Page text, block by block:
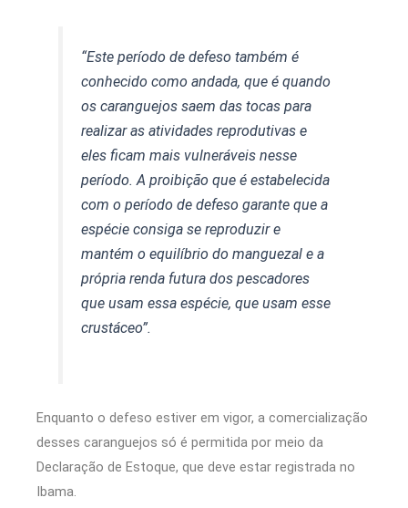
“Este período de defeso também é
conhecido como andada, que é quando
os caranguejos saem das tocas para
realizar as atividades reprodutivas e
eles ficam mais vulneráveis nesse
período. A proibição que é estabelecida
com o período de defeso garante que a
espécie consiga se reproduzir e
mantém o equilíbrio do manguezal e a
própria renda futura dos pescadores
que usam essa espécie, que usam esse
crustáceo”.
Enquanto o defeso estiver em vigor, a comercialização
desses caranguejos só é permitida por meio da
Declaração de Estoque, que deve estar registrada no
Ibama.